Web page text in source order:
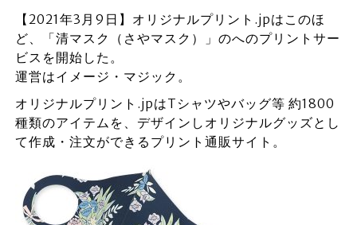
【2021年3月9日】オリジナルプリント.jpはこのほ
ど、「清マスク（さやマスク）」のへのプリントサー
ビスを開始した。
運営はイメージ・マジック。
オリジナルプリント.jpはTシャツやバッグ等 約1800
種類のアイテムを、デザインしオリジナルグッズとし
て作成・注文ができるプリント通販サイト。